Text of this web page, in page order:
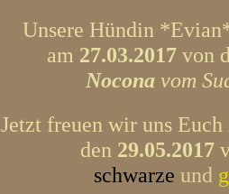
Unsere Hündin
am 27.03.2017von
Nocona vom
Jetzt freuen wir uns
den 29.05.2017
schwarzeund